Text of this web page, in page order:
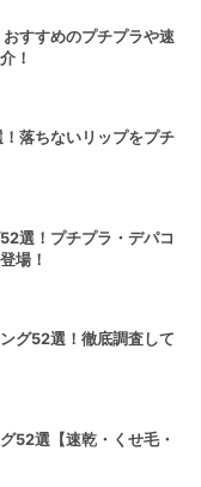
すすめのプチプラや速
！
落ちないリップをプチ
選！プチプラ・デパコ
場！
グ52選！徹底調査して
52選【速乾・くせ毛・